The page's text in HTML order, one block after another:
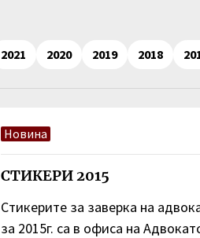
2021 2020 2019 2018
Новина
СТИКЕРИ 2015
Стикерите за заверка на
за 2015г. са в офиса на